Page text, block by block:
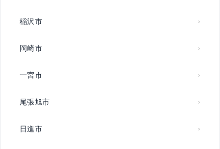
稲沢市
岡崎市
一宮市
尾張旭市
日進市